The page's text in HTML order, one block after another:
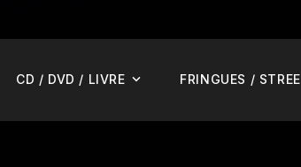
CD / DVD / LIVRE FRINGUES /